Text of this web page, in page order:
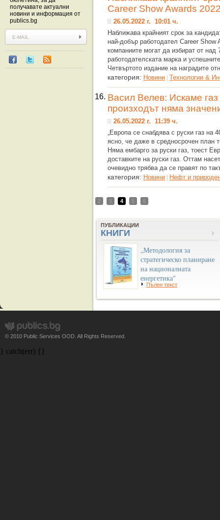
получавате актуални
новини и информация от
publics.bg
Career Show Awards
26.05.2022 г. 10:01 ч.
Наближава крайният срок за
най-добър работодател Career
компаниите могат да избират от над
работодателската марка и
Четвъртото издание на наградите
категория: Новини | Технологии &
16. Васил Велев: Искаме
произходът няма
26.05.2022 г. 11:39 ч.
„Европа се снабдява с руски газ на
ясно, че даже в средносрочен план
Няма ембарго за руски газ, тоест
доставките на руски газ. Оттам
очевидно трябва да се правят по
категория: Новини | Нефт и
2 3 4 5 6
ПУБЛИКАЦИИ
КНИГИ
„Методология за
стратегическо планиране
на националната
енергетика"
Пълен текст
© 2010 Public Services OOD. All Rights Reserved.
} catch(err) {}